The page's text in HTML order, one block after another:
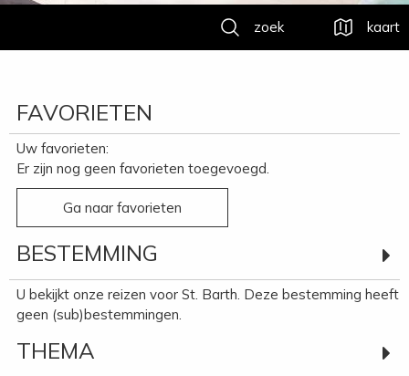
zoek kaart
FAVORIETEN
Uw favorieten:
Er zijn nog geen favorieten toegevoegd.
Ga naar favorieten
BESTEMMING
U bekijkt onze reizen voor St. Barth. Deze bestemming heeft
geen (sub)bestemmingen.
THEMA